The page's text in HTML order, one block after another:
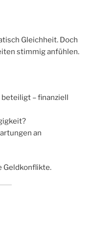
Gleichheit. Doch
stimmig anfühlen.
– finanziell
an
Geldkonflikte.